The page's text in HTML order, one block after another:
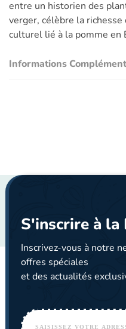
entre un historien des
verger, célèbre la
culturel lié à la pomme en
Informations
S'inscrire à
Inscrivez-vous à notre
offres spéciales
et des actualités